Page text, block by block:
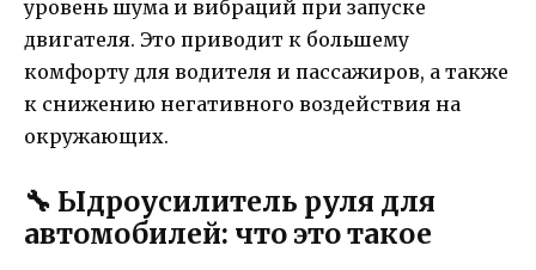
уровень шума и вибраций при запуске
двигателя. Это приводит к большему
комфорту для водителя и пассажиров, а также
к снижению негативного воздействия на
окружающих.
🔧 Ыдроусилитель руля для
автомобилей: что это такое